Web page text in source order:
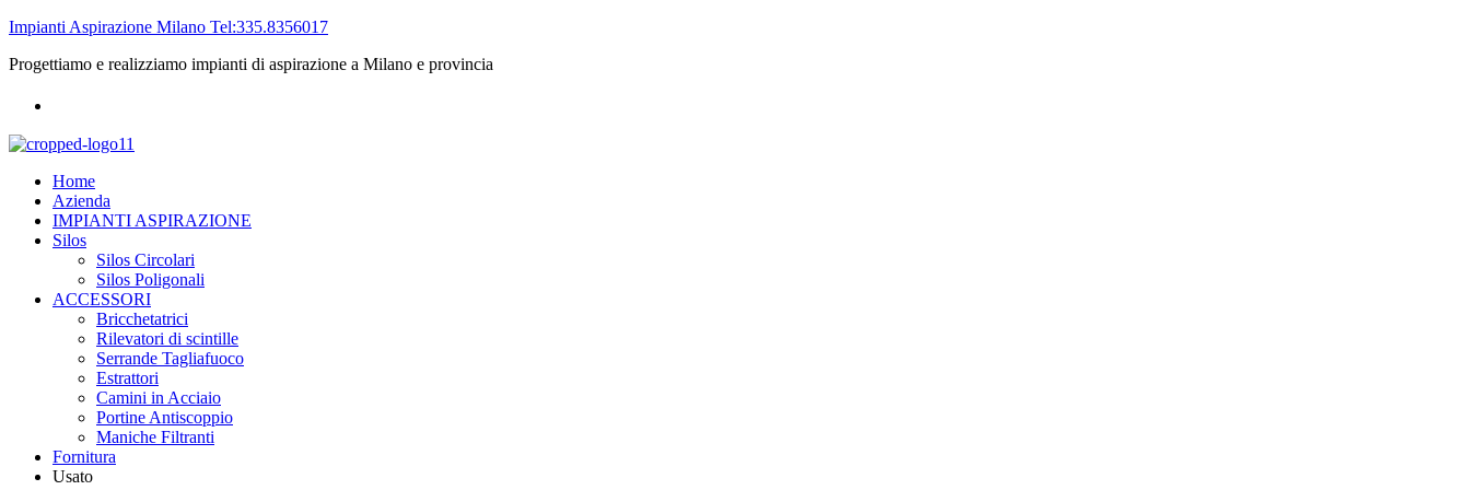
Impianti Aspirazione Milano Tel:335.8356017
Progettiamo e realizziamo impianti di aspirazione a Milano e provincia
Home
Azienda
IMPIANTI ASPIRAZIONE
Silos
Silos Circolari
Silos Poligonali
ACCESSORI
Bricchetatrici
Rilevatori di scintille
Serrande Tagliafuoco
Estrattori
Camini in Acciaio
Portine Antiscoppio
Maniche Filtranti
Fornitura
Usato